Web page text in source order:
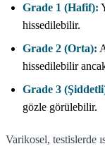
Grade 1 (Hafif):
hissedilebilir.
Grade 2 (Orta):
hissedilebilir
Grade 3
gözle görülebilir.
Varikosel, testislerde